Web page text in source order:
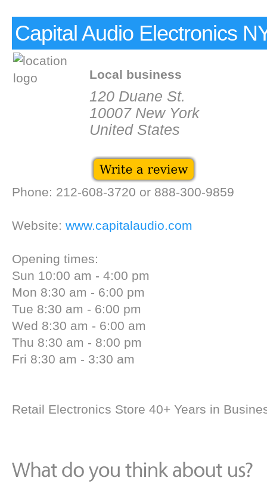
Capital Audio Electronics
Local business
120 Duane St.
10007 New York
United States
Phone: 212-608-3720 or 888-300-9859
Website: www.capitalaudio.com
Opening times:
Sun 10:00 am - 4:00 pm
Mon 8:30 am - 6:00 pm
Tue 8:30 am - 6:00 pm
Wed 8:30 am - 6:00 am
Thu 8:30 am - 8:00 pm
Fri 8:30 am - 3:30 am
Retail Electronics Store 40+ Years in